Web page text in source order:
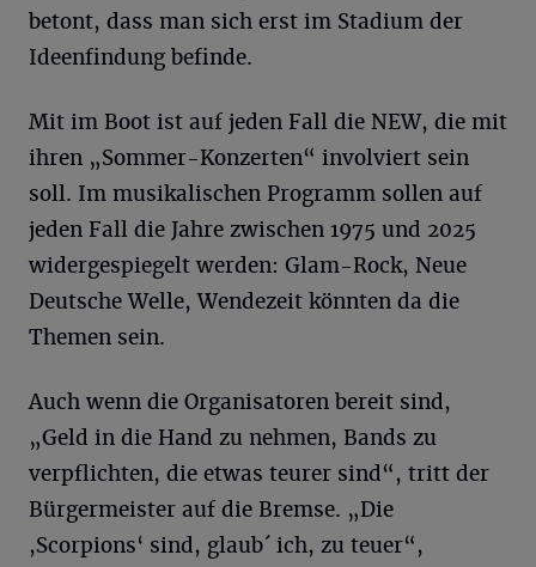
betont, dass man sich erst im Stadium der
Ideenfindung befinde.
Mit im Boot ist auf jeden Fall die NEW, die mit
ihren „Sommer-Konzerten“ involviert sein
soll. Im musikalischen Programm sollen auf
jeden Fall die Jahre zwischen 1975 und 2025
widergespiegelt werden: Glam-Rock, Neue
Deutsche Welle, Wendezeit könnten da die
Themen sein.
Auch wenn die Organisatoren bereit sind,
„Geld in die Hand zu nehmen, Bands zu
verpflichten, die etwas teurer sind“, tritt der
Bürgermeister auf die Bremse. „Die
,Scorpions‘ sind, glaub´ ich, zu teuer“,